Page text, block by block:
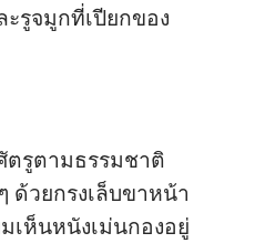
รู​จมูก​ที่​เปียก​ของ​
ตรู​ตาม​ธรรมชาติ​
ด้วย​กรง​เล็บ​ขา​หน้า​
เห็น​หนัง​เม่น​กอง​อยู่